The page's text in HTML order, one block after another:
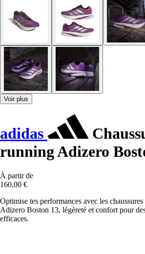
Voir plus
adidas
running Adizero
À partir de
160,00 €
Optimise tes performances avec les
Adizero Boston 13, légèreté et confort pour
efficaces.